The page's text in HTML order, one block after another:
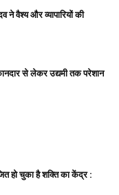
वैश्य और व्यापारियों की
से लेकर उद्यमी तक परेशान
हो चुका है शक्ति का केंद्र :